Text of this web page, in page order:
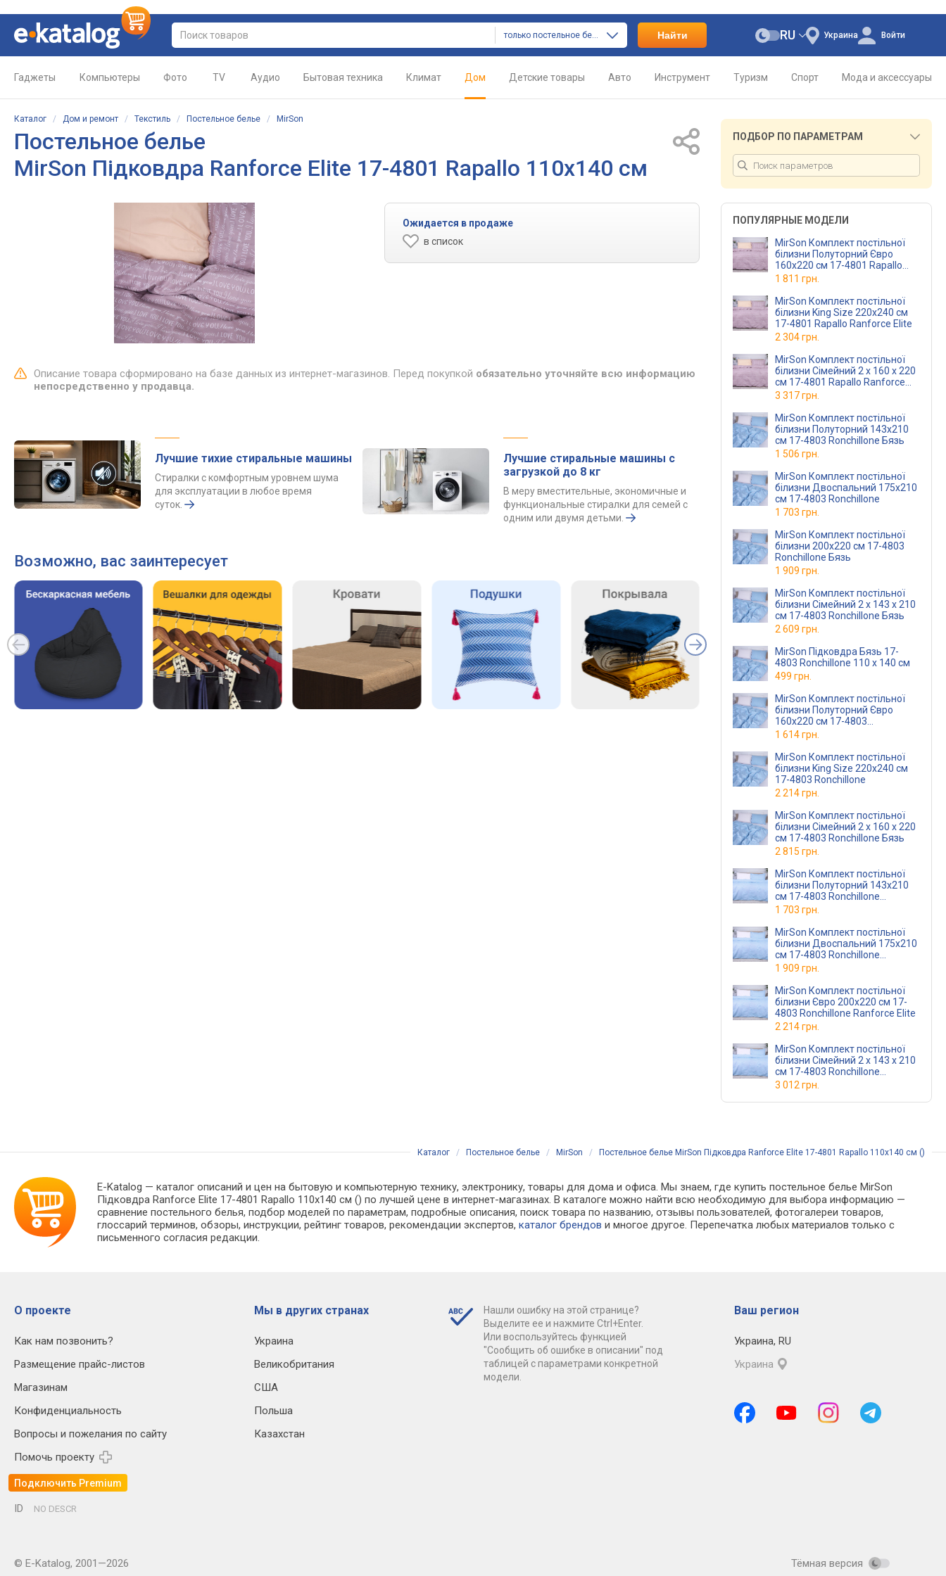
только постельное белье Найти Украина
RU Войти
Гаджеты Компьютеры Фото TV Аудио Бытовая техника Климат Дом Детские товары Авто Инструмент Туризм Спорт Мода и аксессуары
Каталог / Дом и ремонт / Текстиль / Постельное белье / MirSon
Постельное белье
MirSon Підковдра Ranforce Elite 17-4801 Rapallo 110х140 см
Ожидается в продаже
в список
Описание товара сформировано на базе данных из интернет-магазинов. Перед покупкой обязательно уточняйте всю информацию
непосредственно у продавца.
Лучшие тихие стиральные машины
Стиралки с комфортным уровнем шума
для эксплуатации в любое время
суток.
Лучшие стиральные машины с
загрузкой до 8 кг
В меру вместительные, экономичные и
функциональные стиралки для семей с
одним или двумя детьми.
Возможно, вас заинтересует
ПОДБОР ПО ПАРАМЕТРАМ
ПОПУЛЯРНЫЕ МОДЕЛИ
MirSon Комплект постільної
білизни Полуторний Євро
160х220 см 17-4801 Rapallo
Ranforce Elite
1 811 грн.
MirSon Комплект постільної
білизни King Size 220х240 см
17-4801 Rapallo Ranforce Elite
2 304 грн.
MirSon Комплект постільної
білизни Сімейний 2 x 160 x 220
см 17-4801 Rapallo Ranforce
Elite
3 317 грн.
MirSon Комплект постільної
білизни Полуторний 143х210
см 17-4803 Ronchillone Бязь
1 506 грн.
MirSon Комплект постільної
білизни Двоспальний 175х210
см 17-4803 Ronchillone
1 703 грн.
MirSon Комплект постільної
білизни 200х220 см 17-4803
Ronchillone Бязь
1 909 грн.
MirSon Комплект постільної
білизни Сімейний 2 x 143 x 210
см 17-4803 Ronchillone Бязь
2 609 грн.
MirSon Підковдра Бязь 17-
4803 Ronchillone 110 x 140 см
499 грн.
MirSon Комплект постільної
білизни Полуторний Євро
160х220 см 17-4803
Ronchillone Бязь
1 614 грн.
MirSon Комплект постільної
білизни King Size 220х240 см
17-4803 Ronchillone
2 214 грн.
MirSon Комплект постільної
білизни Сімейний 2 x 160 x 220
см 17-4803 Ronchillone Бязь
2 815 грн.
MirSon Комплект постільної
білизни Полуторний 143х210
см 17-4803 Ronchillone
Ranforce Elite
1 703 грн.
MirSon Комплект постільної
білизни Двоспальний 175х210
см 17-4803 Ronchillone
Ranforce Elite
1 909 грн.
MirSon Комплект постільної
білизни Євро 200х220 см 17-
4803 Ronchillone Ranforce Elite
2 214 грн.
MirSon Комплект постільної
білизни Сімейний 2 x 143 x 210
см 17-4803 Ronchillone
Ranforce Elite
3 012 грн.
Каталог / Постельное белье / MirSon / Постельное белье MirSon Підковдра Ranforce Elite 17-4801 Rapallo 110х140 см ()
E-Katalog — каталог описаний и цен на бытовую и компьютерную технику, электронику, товары для дома и офиса. Мы знаем, где купить постельное белье MirSon
Підковдра Ranforce Elite 17-4801 Rapallo 110х140 см () по лучшей цене в интернет-магазинах. В каталоге можно найти всю необходимую для выбора информацию —
сравнение постельного белья, подбор моделей по параметрам, подробные описания, поиск товара по названию, отзывы пользователей, фотогалереи товаров,
глоссарий терминов, обзоры, инструкции, рейтинг товаров, рекомендации экспертов,каталог брендов и многое другое. Перепечатка любых материалов только с
письменного согласия редакции.
О проекте
Как нам позвонить?
Размещение прайс-листов
Магазинам
Конфиденциальность
Вопросы и пожелания по сайту
Помочь проекту
Подключить Premium
Мы в других странах
Украина
Великобритания
США
Польша
Казахстан
Нашли ошибку на этой странице?
Выделите ее и нажмите Ctrl+Enter.
Или воспользуйтесь функцией
"Сообщить об ошибке в описании" под
таблицей с параметрами конкретной
модели.
Ваш регион
Украина, RU
Украина
ID NO DESCR
© E-Katalog, 2001—2026 Тёмная версия